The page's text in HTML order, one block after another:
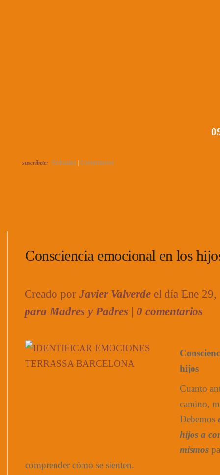
suscríbete: Entradas Comentarios
Consciencia emocional en los
Creado por Javier Valverde el día Ene
para Madres y Padres | 0 comentarios
hijos
Cuanto
camino,
Debemos
hijos a
mismos
comprender cómo se sienten.